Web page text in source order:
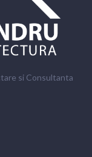
si Consultanta